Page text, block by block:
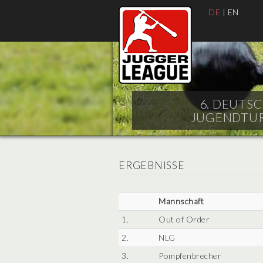
DE | EN
6.
ERGEBNISSE
Mannschaft
1.
Out of Order
2.
NLG
3.
Pompfenbrecher